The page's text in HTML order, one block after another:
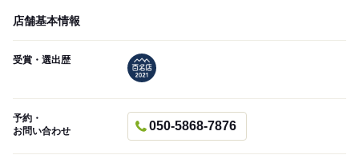
店舗基本情報
受賞・選出歴
予約・
お問い合わせ
050-5868-7876